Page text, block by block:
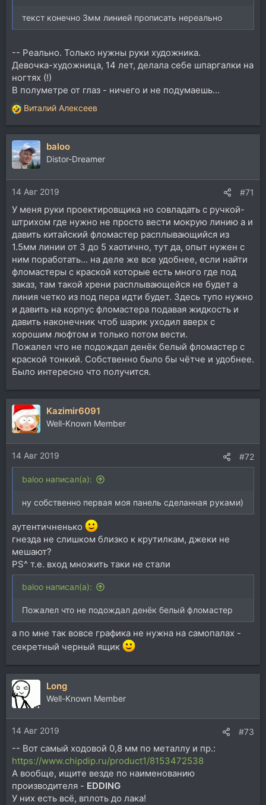
текст конечно 3мм линией прописать нереально
-- Реально. Только нужны руки художника.
Девочка-художница, 14 лет, делала себе шпаргалки на
ногтях (!)
В полуметре от глаз - ничего и не подумаешь...
Р
е
а
к
ц
и
и
:
Виталий Алексеев
baloo
Distor-Dreamer
14 Авг 2019 #71
У меня руки проектировщика но совладать с ручкой-
штрихом где нужно не просто вести мокрую линию а и
давить китайский фломастер расплывающийся из
1.5мм линии от 3 до 5 хаотично, тут да, опыт нужен с
ним поработать... на деле же все удобнее, если найти
фломастеры с краской которые есть много где под
заказ, там такой хрени расплывающейся не будет а
линия четко из под пера идти будет. Здесь тупо нужно
и давить на корпус фломастера подавая жидкость и
давить наконечник чтоб шарик уходил вверх с
хорошим люфтом и только потом вести.
Пожалел что не подождал денёк белый фломастер с
краской тонкий. Собственно было бы чётче и удобнее.
Было интересно что получится.
Kazimir6091
Well-Known Member
14 Авг 2019 #72
baloo написал(а):
ну собственно первая моя панель сделанная руками)
аутентичненько
гнезда не слишком близко к крутилкам, джеки не
мешают?
PS^ т.е. вход множить таки не стали
baloo написал(а):
Пожалел что не подождал денёк белый фломастер
а по мне так вовсе графика не нужна на самопалах -
секретный черный ящик
Long
Well-Known Member
14 Авг 2019 #73
-- Вот самый ходовой 0,8 мм по металлу и пр.:
https://www.chipdip.ru/product1/8153472538
А вообще, ищите везде по наименованию
производителя - EDDING
У них есть всё, вплоть до лака!